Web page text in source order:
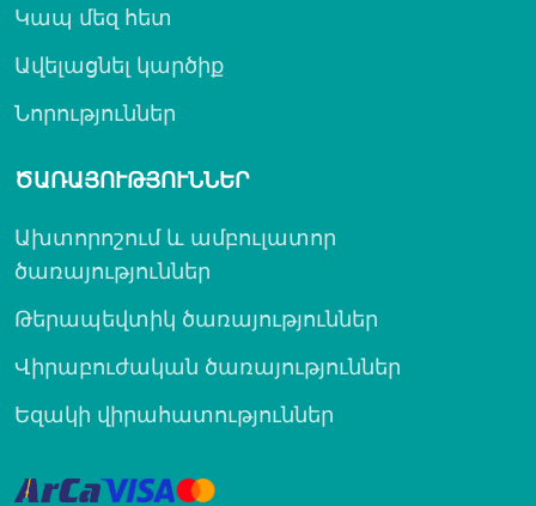
Կապ մեզ հետ
Ավելացնել կարծիք
Նորություններ
ԾԱՌԱՅՈՒԹՅՈՒՆՆԵՐ
Ախտորոշում և ամբուլատոր
ծառայություններ
Թերապեվտիկ ծառայություններ
Վիրաբուժական ծառայություններ
Եզակի վիրահատություններ